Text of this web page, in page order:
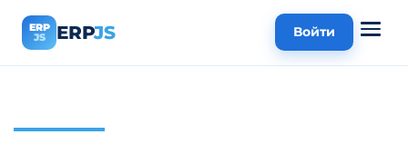
ERP
JS
ERPJS Войти